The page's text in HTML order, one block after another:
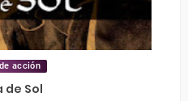
acción
de Sol